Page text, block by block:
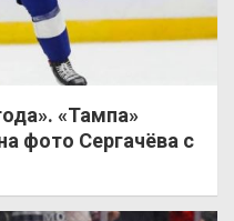
«Тампа»
фото Сергачёва с